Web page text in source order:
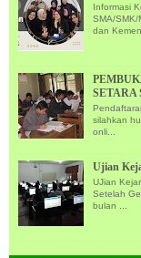
Informasi
SMA/SMK/
dan
SETARA
silahkan
onli...
Ujian
UJian
Setelah
bulan ...